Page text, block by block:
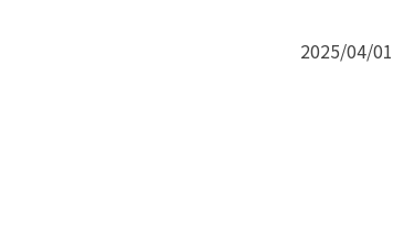
2025/04/01